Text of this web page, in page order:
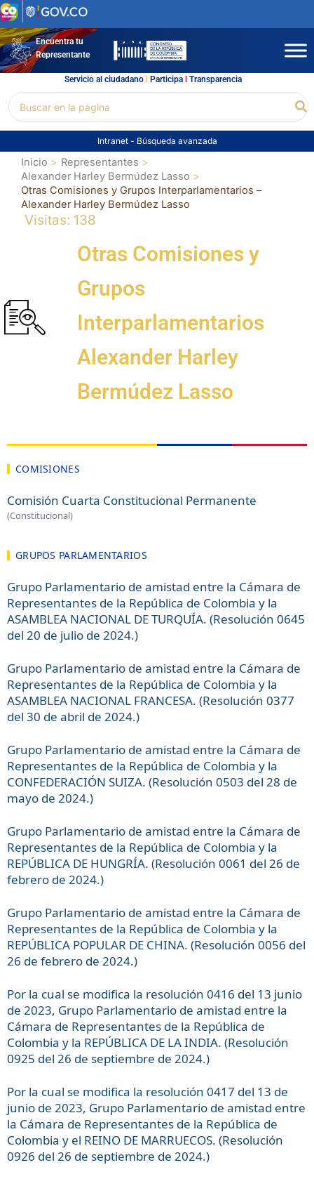
Ir
al
contenidoEncuentra tu
Representante
Servicio al ciudadano l Participal Transparencia
por:
Intranet - Búsqueda avanzada
Inicio
Representantes
Alexander Harley Bermúdez Lasso
Otras Comisiones y Grupos Interparlamentarios –
Alexander Harley Bermúdez Lasso
Visitas: 138
Otras Comisiones y
Grupos
Interparlamentarios
Alexander Harley
Bermúdez Lasso
COMISIONES
Comisión Cuarta Constitucional Permanente
(Constitucional)
GRUPOS PARLAMENTARIOS
Grupo Parlamentario de amistad entre la Cámara de
Representantes de la República de Colombia y la
ASAMBLEA NACIONAL DE TURQUÍA. (Resolución 0645
del 20 de julio de 2024.)
Grupo Parlamentario de amistad entre la Cámara de
Representantes de la República de Colombia y la
ASAMBLEA NACIONAL FRANCESA. (Resolución 0377
del 30 de abril de 2024.)
Grupo Parlamentario de amistad entre la Cámara de
Representantes de la República de Colombia y la
CONFEDERACIÓN SUIZA. (Resolución 0503 del 28 de
mayo de 2024.)
Grupo Parlamentario de amistad entre la Cámara de
Representantes de la República de Colombia y la
REPÚBLICA DE HUNGRÍA. (Resolución 0061 del 26 de
febrero de 2024.)
Grupo Parlamentario de amistad entre la Cámara de
Representantes de la República de Colombia y la
REPÚBLICA POPULAR DE CHINA. (Resolución 0056 del
26 de febrero de 2024.)
Por la cual se modifica la resolución 0416 del 13 junio
de 2023, Grupo Parlamentario de amistad entre la
Cámara de Representantes de la República de
Colombia y la REPÚBLICA DE LA INDIA. (Resolución
0925 del 26 de septiembre de 2024.)
Por la cual se modifica la resolución 0417 del 13 de
junio de 2023, Grupo Parlamentario de amistad entre
la Cámara de Representantes de la República de
Colombia y el REINO DE MARRUECOS. (Resolución
0926 del 26 de septiembre de 2024.)